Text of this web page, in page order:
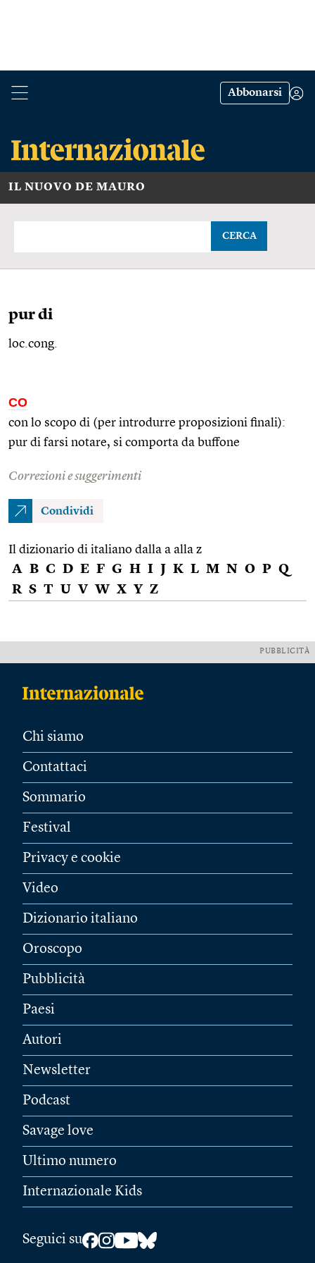
Abbonarsi
IL NUOVO DE MAURO
CERCA
pur di
loc.cong.
CO
con lo scopo di (per introdurre proposizioni finali):
pur di farsi notare, si comporta da buffone
Correzioni e suggerimenti
Condividi
Il dizionario di italiano dalla a alla z
A B C D E F G H I J K L M N O P Q
R S T U V W X Y Z
PUBBLICITÀ
Chi siamo
Contattaci
Sommario
Festival
Privacy e cookie
Video
Dizionario italiano
Oroscopo
Pubblicità
Paesi
Autori
Newsletter
Podcast
Savage love
Ultimo numero
Internazionale Kids
Seguici su